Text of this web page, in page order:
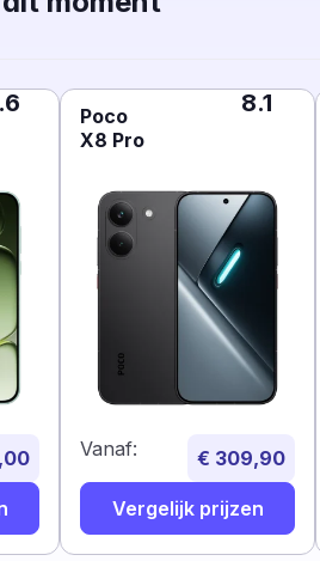
Poco
X8 Pro
8.1
Vanaf: € 309,90
Vergelijk prijzen